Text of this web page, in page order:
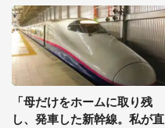
「母だけをホームに取り残
し、発車した新幹線。私が直